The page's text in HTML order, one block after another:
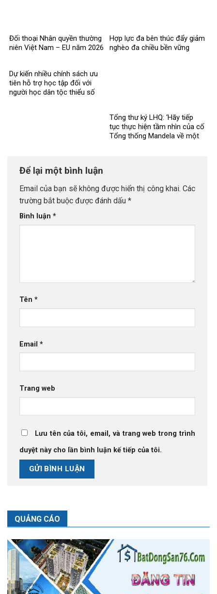
Đối thoại Nhân quyền thường
niên Việt Nam – EU năm 2026
Hợp lực đa bên thúc đẩy giảm
nghèo đa chiều bền vững
Dự kiến nhiều chính sách ưu
tiên hỗ trợ học tập đối với
người học dân tộc thiểu số
Tổng thư ký LHQ: ‘Hãy tiếp
tục thực hiện tầm nhìn của cố
Tổng thống Mandela về một
Để lại một bình luận
Email của bạn sẽ không được hiển thị công khai. Các
trường bắt buộc được đánh dấu *
Bình luận *
Tên *
Email *
Trang web
Lưu tên của tôi, email, và trang web trong trình
duyệt này cho lần bình luận kế tiếp của tôi.
QUẢNG CÁO